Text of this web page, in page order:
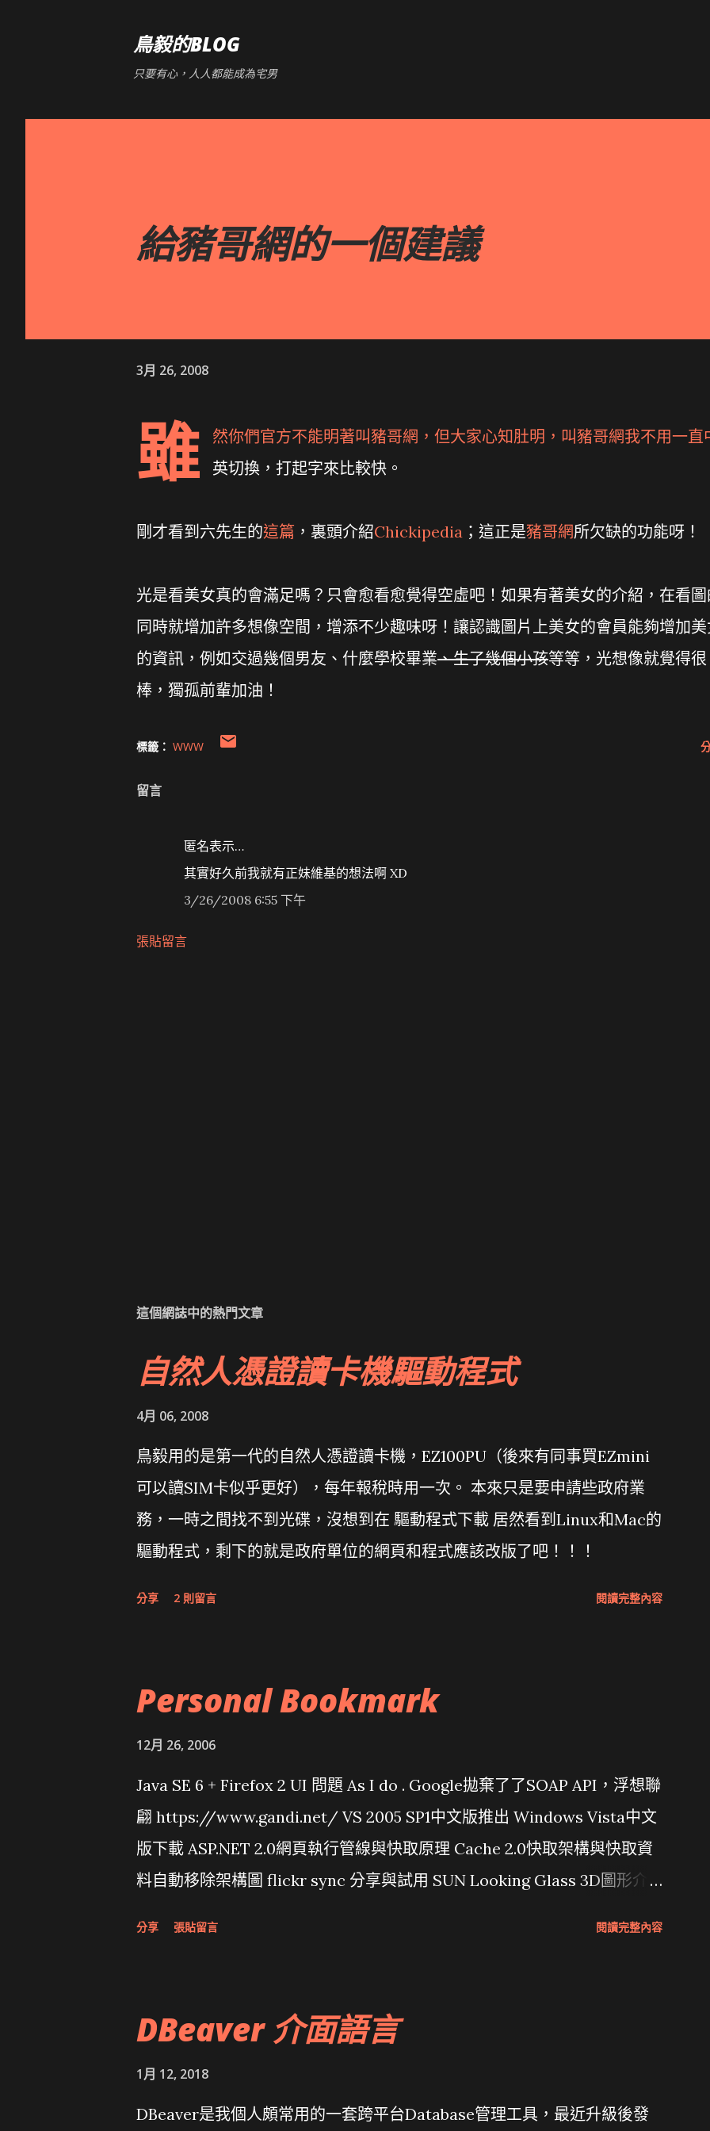
鳥毅的BLOG
只要有心，人人都能成為宅男
給豬哥網的一個建議
3月 26, 2008
雖 然你們官方不能明著叫豬哥網 ，但大家心知肚明，叫豬哥網我不用一直
英切換，打起字來比較快。
剛才看到六先生的這篇 ，裏頭介紹Chickipedia ；這正是豬哥網所欠缺的功能呀！
光是看美女真的會滿足嗎？只會愈看愈覺得空虛吧！如果有著美女的介紹，在看
同時就增加許多想像空間，增添不少趣味呀！讓認識圖片上美女的會員能夠增加
的資訊，例如交過幾個男友、什麼學校畢業、生了幾個小孩等等，光想像就覺得很
棒，獨孤前輩加油！
標籤： WWW
留言
匿名表示…
其實好久前我就有正妹維基的想法啊 XD
3/26/2008 6:55 下午
張貼留言
這個網誌中的熱門文章
自然人憑證讀卡機驅動程式
4月 06, 2008
鳥毅用的是第一代的自然人憑證讀卡機，EZ100PU（後來有同事買EZmini
可以讀SIM卡似乎更好），每年報稅時用一次。 本來只是要申請些政府業
務，一時之間找不到光碟，沒想到在 驅動程式下載 居然看到Linux和Mac的
驅動程式，剩下的就是政府單位的網頁和程式應該改版了吧！！！
分享 2 則留言 閱讀完整內容
Personal Bookmark
12月 26, 2006
Java SE 6 + Firefox 2 UI 問題 As I do . Google拋棄了了SOAP API，浮想聯
翩 https://www.gandi.net/ VS 2005 SP1中文版推出 Windows Vista中文
版下載 ASP.NET 2.0網頁執行管線與快取原理 Cache 2.0快取架構與快取資
料自動移除架構圖 flickr sync 分享與試用 SUN Looking Glass 3D圖形介
分享 張貼留言 閱讀完整內容
DBeaver 介面語言
1月 12, 2018
DBeaver是我個人頗常用的一套跨平台Database管理工具，最近升級後發